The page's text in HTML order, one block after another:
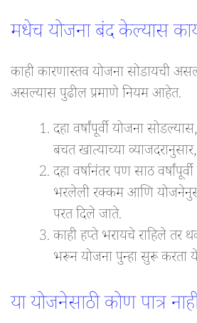
मधेच योजना बंद केल्यास
काही कारणास्तव योजना सोडायची
असल्यास पुढील प्रमाणे नियम आहेत.
दहा वर्षांपूर्वी योजना
बचत खात्याच्या
दहा वर्षानंतर पण साठ
भरलेली रक्कम आणि
परत दिले जाते.
काही हप्ते भरायचे राहिले
भरून योजना पुन्हा सुरू करता
या योजनेसाठी कोण पात्र